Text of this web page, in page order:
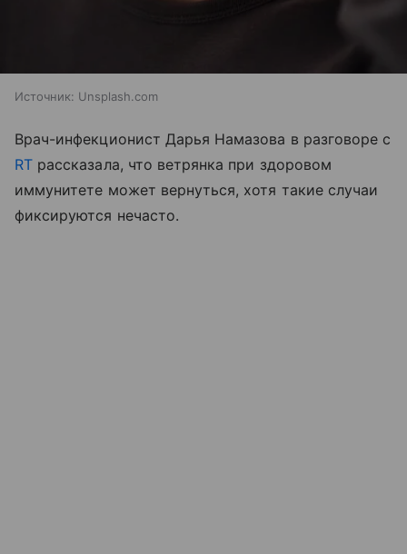
Источник: Unsplash.com
Врач-инфекционист Дарья Намазова в разговоре с
RT рассказала, что ветрянка при здоровом
иммунитете может вернуться, хотя такие случаи
фиксируются нечасто.